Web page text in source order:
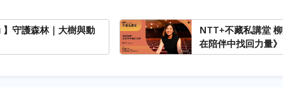
守護森林｜大樹與動
NTT+不藏私講堂
在陪伴中找回力量》